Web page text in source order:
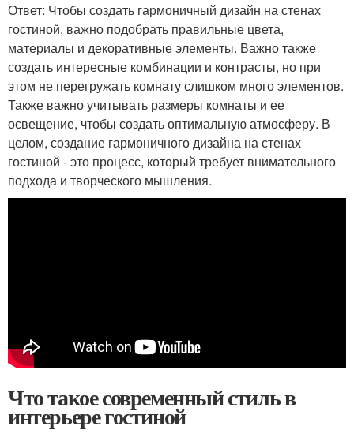
Ответ: Чтобы создать гармоничный дизайн на стенах
гостиной, важно подобрать правильные цвета,
материалы и декоративные элементы. Важно также
создать интересные комбинации и контрасты, но при
этом не перегружать комнату слишком много элементов.
Также важно учитывать размеры комнаты и ее
освещение, чтобы создать оптимальную атмосферу. В
целом, создание гармоничного дизайна на стенах
гостиной - это процесс, который требует внимательного
подхода и творческого мышления.
Что такое современный стиль в
интерьере гостиной